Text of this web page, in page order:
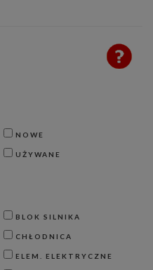
NOWE
UŻYWANE
BLOK SILNIKA
CHŁODNICA
ELEM. ELEKTRYCZNE